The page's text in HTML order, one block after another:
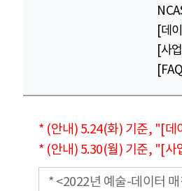
[데
[사
* (안내) 5.24(화) 기준, "[데
* (안내) 5.30(월) 기준, "[사
* <2022년 예술-데이터